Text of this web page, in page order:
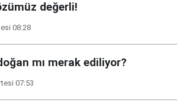
değerli!
08:28
mı merak ediliyor?
07:53